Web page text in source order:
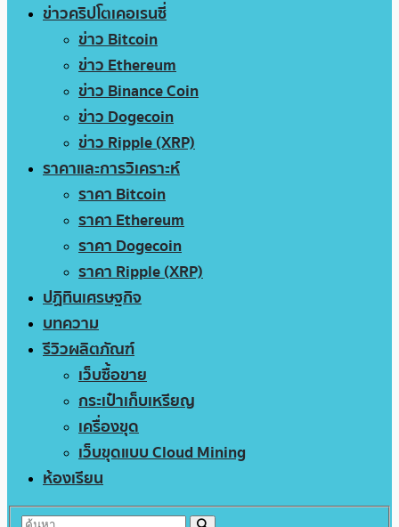
ข่าวคริปโตเคอเรนซี่
ข่าว Bitcoin
ข่าว Ethereum
ข่าว Binance Coin
ข่าว Dogecoin
ข่าว Ripple (XRP)
ราคาและการวิเคราะห์
ราคา Bitcoin
ราคา Ethereum
ราคา Dogecoin
ราคา Ripple (XRP)
ปฏิทินเศรษฐกิจ
บทความ
รีวิวผลิตภัณฑ์
เว็บซื้อขาย
กระเป๋าเก็บเหรียญ
เครื่องขุด
เว็บขุดแบบ Cloud Mining
ห้องเรียน